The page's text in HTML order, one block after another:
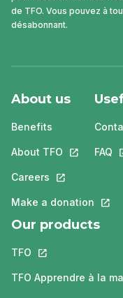
de TFO. Vous pouvez à
désabonnant.
About us
Benefits
About TFO This link
Careers This link will
Make a donation This
FAQ
Our products
TFO This link will open
TFO Apprendre à la